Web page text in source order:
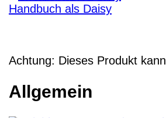
Handbuch als Daisy
Achtung: Dieses Produkt kann
Allgemein